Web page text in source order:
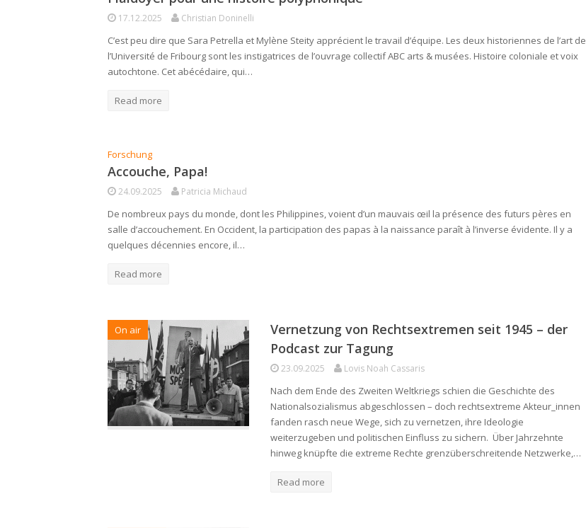
17.12.2025 Christian Doninelli
C’est peu dire que Sara Petrella et Mylène Steity apprécient le travail d’équipe. Les deux historiennes de l’art de
l’Université de Fribourg sont les instigatrices de l’ouvrage collectif ABC arts & musées. Histoire coloniale et voix
autochtone. Cet abécédaire, qui…
Read more
Forschung
Accouche, Papa!
24.09.2025 Patricia Michaud
De nombreux pays du monde, dont les Philippines, voient d’un mauvais œil la présence des futurs pères en
salle d’accouchement. En Occident, la participation des papas à la naissance paraît à l’inverse évidente. Il y a
quelques décennies encore, il…
Read more
On air
Vernetzung von Rechtsextremen seit 1945 – der
Podcast zur Tagung
23.09.2025 Lovis Noah Cassaris
Nach dem Ende des Zweiten Weltkriegs schien die Geschichte des
Nationalsozialismus abgeschlossen – doch rechtsextreme Akteur_innen
fanden rasch neue Wege, sich zu vernetzen, ihre Ideologie
weiterzugeben und politischen Einfluss zu sichern. Über Jahrzehnte
hinweg knüpfte die extreme Rechte grenzüberschreitende Netzwerke,…
Read more